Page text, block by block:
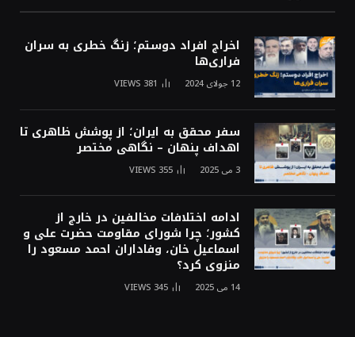
اخراج افراد دوستم؛ زنگ خطری به سران
فراری‌ها
12 جولای 2024 381
VIEWS
سفر محقق به ایران؛ از پوشش ظاهری تا
اهداف پنهان – نگاهی مختصر
3 می 2025 355
VIEWS
ادامه اختلافات مخالفین در خارج از
کشور؛ چرا شورای مقاومت حضرت علی و
اسماعیل خان، وفاداران احمد مسعود را
منزوی کرد؟
14 می 2025 345
VIEWS